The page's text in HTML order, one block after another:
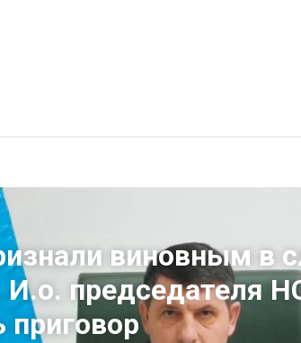
виновным в
И.о. председателя